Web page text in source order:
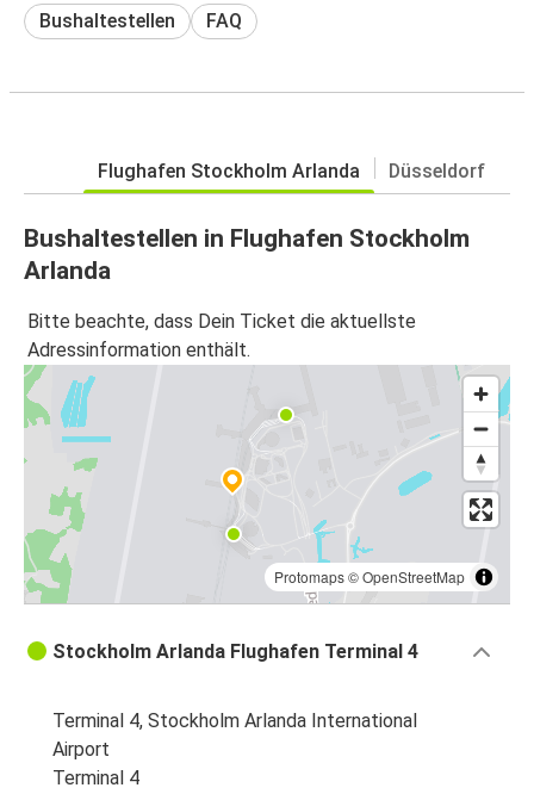
Bushaltestellen FAQ
Flughafen Stockholm Arlanda Düsseldorf
Bushaltestellen in Flughafen Stockholm
Arlanda
Bitte beachte, dass Dein Ticket die aktuellste
Adressinformation enthält.
Protomaps©OpenStreetMap
Stockholm Arlanda Flughafen Terminal 4
Terminal 4, Stockholm Arlanda International
Airport
Terminal 4